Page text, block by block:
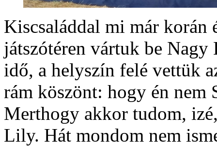
Kiscsaláddal mi már korán
játszótéren vártuk be
idő, a helyszín felé vettük
rám köszönt: hogy én
Merthogy akkor tudom,
Lily. Hát mondom nem